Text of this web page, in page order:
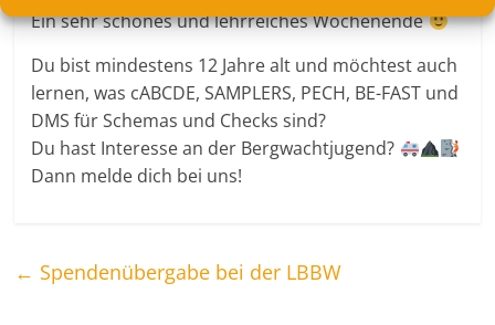
Ein sehr schönes und lehrreiches Wochenende
Du bist mindestens 12 Jahre alt und möchtest auch
lernen, was cABCDE, SAMPLERS, PECH, BE-FAST und
DMS für Schemas und Checks sind?
Du hast Interesse an der Bergwachtjugend?
Dann melde dich bei uns!
← Spendenübergabe bei der LBBW